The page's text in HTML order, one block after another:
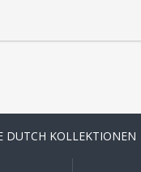
DUTCH KOLLEKTIONEN